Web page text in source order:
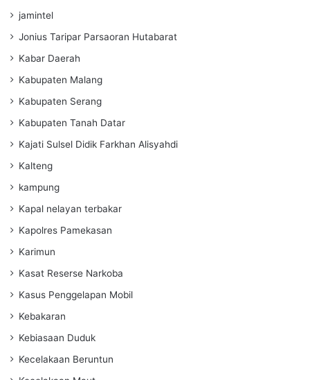
jamintel
Jonius Taripar Parsaoran Hutabarat
Kabar Daerah
Kabupaten Malang
Kabupaten Serang
Kabupaten Tanah Datar
Kajati Sulsel Didik Farkhan Alisyahdi
Kalteng
kampung
Kapal nelayan terbakar
Kapolres Pamekasan
Karimun
Kasat Reserse Narkoba
Kasus Penggelapan Mobil
Kebakaran
Kebiasaan Duduk
Kecelakaan Beruntun